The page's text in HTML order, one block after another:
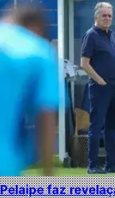
Pelaipe faz